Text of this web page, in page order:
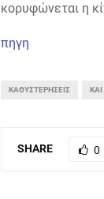
κορυφώνεται η
πηγη
ΚΑΘΥΣΤΕΡΉΣΕΙΣ ΚΑΙ
SHARE 0